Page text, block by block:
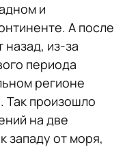
и
А после
назад, из-за
периода
регионе
Так произошло
на две
западу от моря,